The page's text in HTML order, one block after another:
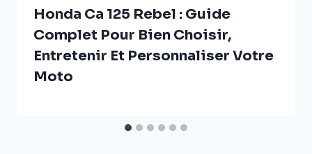
Honda Ca 125 Rebel : Guide
Complet Pour Bien Choisir,
Entretenir Et Personnaliser Votre
Moto